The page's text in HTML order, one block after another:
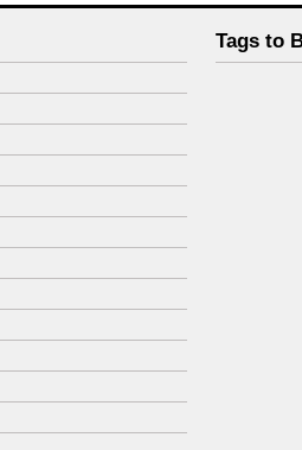
Tags to